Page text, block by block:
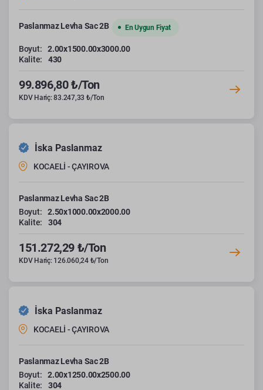
Paslanmaz Levha Sac 2B En Uygun Fiyat
Boyut:
2.00x1500.00x3000.00
Kalite:
430
99.896,80 ₺/Ton
KDV Hariç: 83.247,33 ₺/Ton
İska Paslanmaz
KOCAELİ - ÇAYIROVA
Paslanmaz Levha Sac 2B
Boyut:
2.50x1000.00x2000.00
Kalite:
304
151.272,29 ₺/Ton
KDV Hariç: 126.060,24 ₺/Ton
İska Paslanmaz
KOCAELİ - ÇAYIROVA
Paslanmaz Levha Sac 2B
Boyut:
2.00x1250.00x2500.00
Kalite:
304